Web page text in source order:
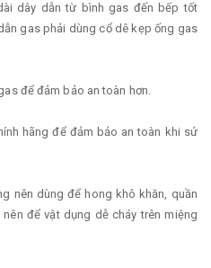
dây dẫn từ bình gas đến bếp tốt
gas phải dùng cổ dê kẹp ống gas
để đảm bảo an toàn hơn.
hãng để đảm bảo an toàn khi sử
nên dùng để hong khô khăn, quần
để vật dụng dễ cháy trên miệng